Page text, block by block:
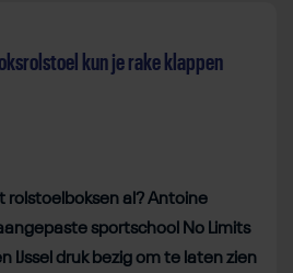
kun je rake klappen
rolstoelboksen al? Antoine
sportschool No Limits
IJssel druk bezig om te laten zien